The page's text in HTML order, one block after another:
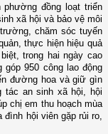
đồng loạt triển
xã hội và bảo vệ môi
chăm sóc tuyến
thực hiện hiệu quả
trong hai ngày cao
950 công lao động
đường hoa và giữ gìn
tác an sinh xã hội, hội
chị em thu hoạch mùa
hội viên gặp rủi ro,